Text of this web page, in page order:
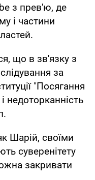
з прев'ю, де
і частини
що в зв'язку з
за
"Посягання
недоторканність
Шарій, своїми
суверенітету
закривати